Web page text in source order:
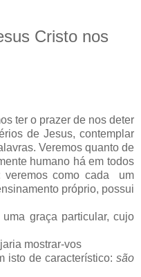
Cristo nos
ter o prazer de nos deter
de Jesus, contemplar
Veremos quanto de
humano há em todos
veremos como cada um
próprio, possui
graça particular, cujo
mostrar-vos
isto de característico: são